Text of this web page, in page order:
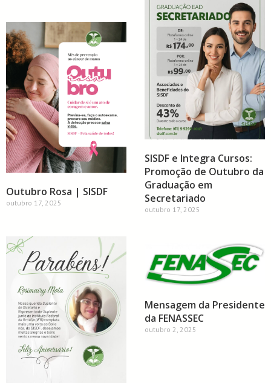
Outubro Rosa | SISDF
outubro 17, 2025
SISDF e Integra Cursos:
Promoção de Outubro da
Graduação em
Secretariado
outubro 17, 2025
Mensagem da Presidente
da FENASSEC
outubro 2, 2025